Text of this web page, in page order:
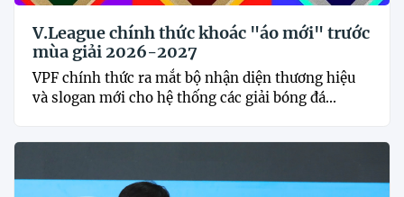
V.League chính thức khoác "áo mới" trước
mùa giải 2026-2027
VPF chính thức ra mắt bộ nhận diện thương hiệu
và slogan mới cho hệ thống các giải bóng đá...